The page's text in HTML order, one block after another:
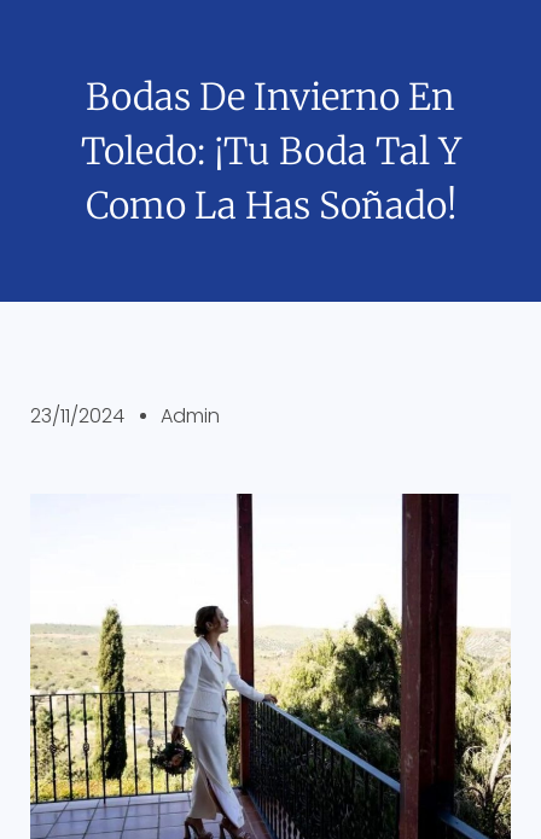
Bodas De Invierno En
Toledo: ¡Tu Boda Tal Y
Como La Has Soñado!
23/11/2024 Admin